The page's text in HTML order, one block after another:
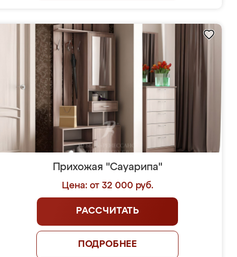
Прихожая "Сауарипа"
Цена: от 32 000 руб.
РАССЧИТАТЬ
ПОДРОБНЕЕ